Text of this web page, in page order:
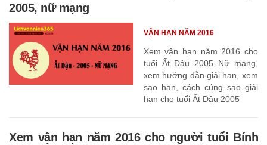
2005, nữ mạng
Xem vận hạn năm 2016 cho
tuổi Ất Dậu 2005 Nữ mạng,
xem hướng dẫn giải hạn, xem
sao hạn, cách cúng sao giải
hạn cho tuổi Ất Dậu 2005
VẬN HẠN NĂM 2016
Xem vận hạn năm 2016 cho người tuổi Bính